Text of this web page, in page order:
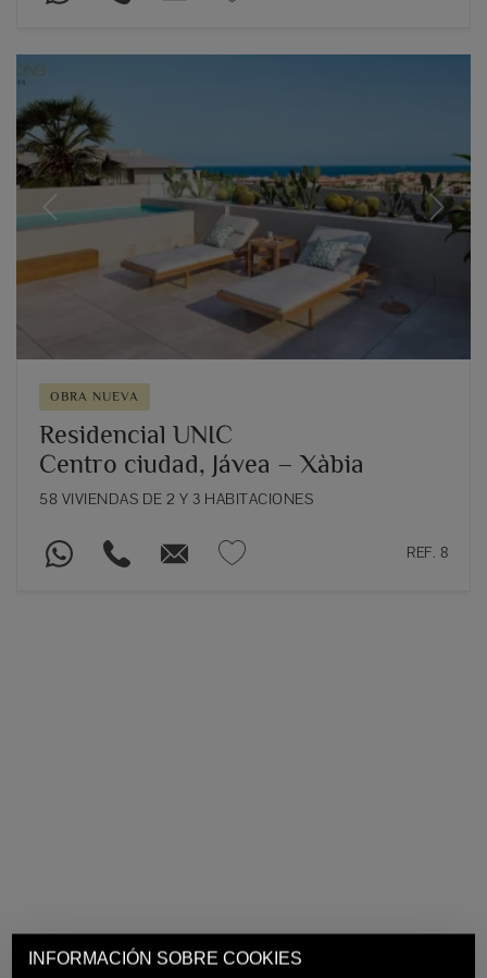
INFORMACIÓN SOBRE COOKIES
Previous Next
OBRA NUEVA
Residencial UNIC
Centro ciudad, Jávea – Xàbia
58 VIVIENDAS DE 2 Y 3 HABITACIONES
REF. 8